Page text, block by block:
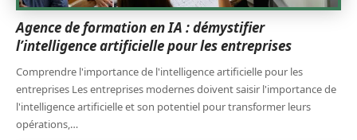
Agence de formation en IA : démystifier
l’intelligence artificielle pour les entreprises
Comprendre l'importance de l'intelligence artificielle pour les
entreprises Les entreprises modernes doivent saisir l'importance de
l'intelligence artificielle et son potentiel pour transformer leurs
opérations,…